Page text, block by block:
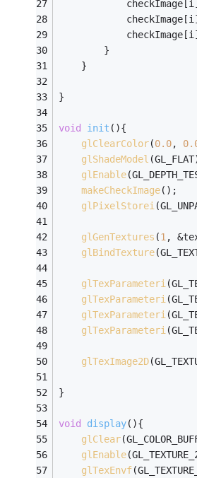
		}
	}
}
void init (){
glClearColor(0.0,
glShadeModel
glEnable
makeCheckImage();
glPixelStorei
glGenTextures (1,
glBindTexture
glTexParameteri
glTexParameteri
glTexParameteri
glTexParameteri
glTexImage2D
}
void display(){
glClear
glEnable
glTexEnvf